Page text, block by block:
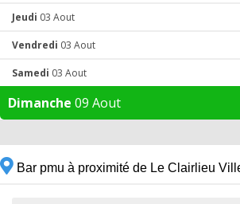
Jeudi 03 Aout
Vendredi 03 Aout
Samedi 03 Aout
Dimanche 09 Aout
Bar pmu à proximité de Le Clairlieu